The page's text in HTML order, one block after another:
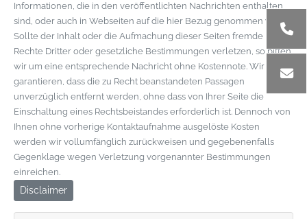
Informationen, die in den veröffentlichten Nachrichten enthalten
sind, oder auch in Webseiten auf die hier Bezug genommen wird.
Sollte der Inhalt oder die Aufmachung dieser Seiten fremde
Rechte Dritter oder gesetzliche Bestimmungen verletzen, so bitten
wir um eine entsprechende Nachricht ohne Kostennote. Wir
garantieren, dass die zu Recht beanstandeten Passagen
unverzüglich entfernt werden, ohne dass von Ihrer Seite die
Einschaltung eines Rechtsbeistandes erforderlich ist. Dennoch von
Ihnen ohne vorherige Kontaktaufnahme ausgelöste Kosten
werden wir vollumfänglich zurückweisen und gegebenenfalls
Gegenklage wegen Verletzung vorgenannter Bestimmungen
einreichen.
Disclaimer